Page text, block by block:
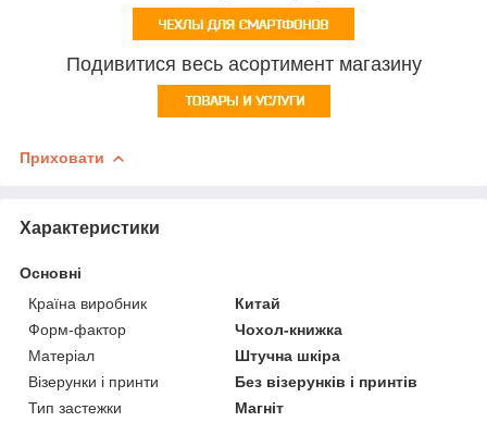
Подивитися весь асортимент магазину
Приховати
Характеристики
Основні
Країна виробник
Китай
Форм-фактор
Чохол-книжка
Матеріал
Штучна шкіра
Візерунки і принти
Без візерунків і принтів
Тип застежки
Магніт